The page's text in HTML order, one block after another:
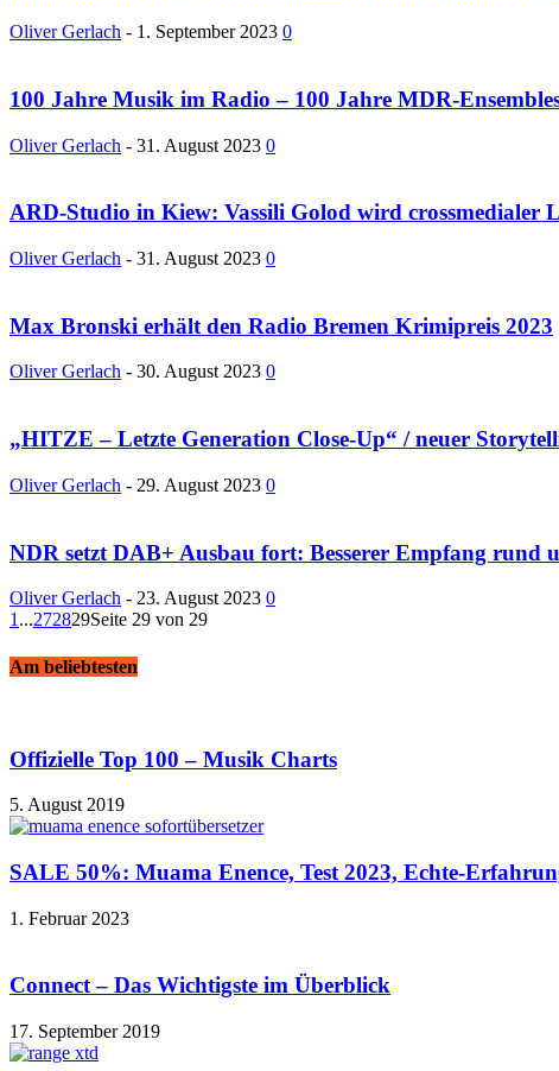
Oliver Gerlach - 1. September 2023 0
100 Jahre Musik im Radio – 100 Jahre MDR-
Oliver Gerlach - 31. August 2023 0
ARD-Studio in Kiew: Vassili Golod wird crossmedialer
Oliver Gerlach - 31. August 2023 0
Max Bronski erhält den Radio Bremen Krimipreis 2023
Oliver Gerlach - 30. August 2023 0
„HITZE – Letzte Generation Close-Up“ / neuer
Oliver Gerlach - 29. August 2023 0
NDR setzt DAB+ Ausbau fort: Besserer Empfang rund
Oliver Gerlach - 23. August 2023 0
1 ...272829Seite 29 von 29
Am beliebtesten
Offizielle Top 100 – Musik Charts
5. August 2019
SALE 50%: Muama Enence, Test 2023, Echte-
1. Februar 2023
Connect – Das Wichtigste im Überblick
17. September 2019